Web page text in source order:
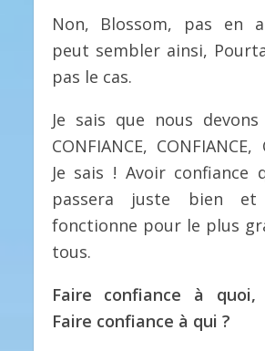
Non, Blossom, pas en
peut sembler ainsi,
pas le cas.
Je sais que nous
CONFIANCE, CONFIANCE,
Je sais ! Avoir confiance
passera juste bien
fonctionne pour le plus
tous.
Faire confiance à quoi,
Faire confiance à qui ?